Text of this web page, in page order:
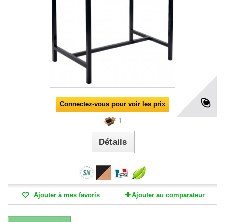
Connectez-vous pour voir les prix
1
Détails
Ajouter à mes favoris Ajouter au comparateur